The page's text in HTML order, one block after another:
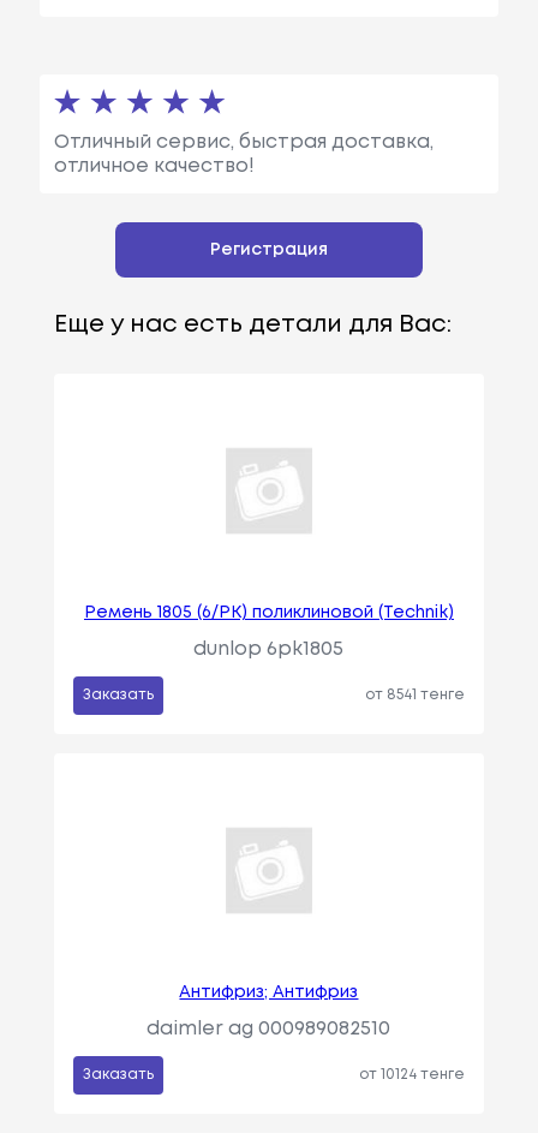
Отличный сервис, быстрая доставка,
отличное качество!
Регистрация
Еще у нас есть детали для Вас:
Ремень 1805 (6/PK) поликлиновой (Technik)
dunlop 6pk1805
Заказать от 8541 тенге
Антифриз; Антифриз
daimler ag 000989082510
Заказать от 10124 тенге